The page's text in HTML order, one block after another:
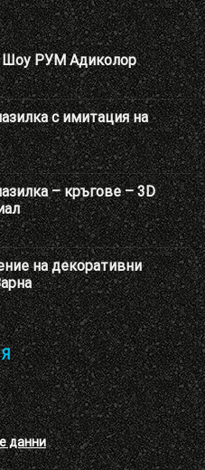
Шоу РУМ Адиколор
с имитация на
– кръгове – 3D
на декоративни
данни